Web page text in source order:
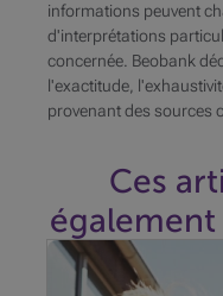
informations peuvent
d'interprétations
concernée. Beobank
l'exactitude,
provenant des sources
Ces
également
Entre tensions
marchés restent